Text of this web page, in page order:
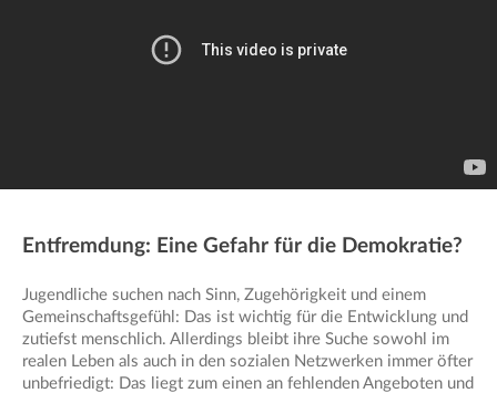
Entfremdung: Eine Gefahr für die Demokratie?
Jugendliche suchen nach Sinn, Zugehörigkeit und einem
Gemeinschaftsgefühl: Das ist wichtig für die Entwicklung und
zutiefst menschlich. Allerdings bleibt ihre Suche sowohl im
realen Leben als auch in den sozialen Netzwerken immer öfter
unbefriedigt: Das liegt zum einen an fehlenden Angeboten und